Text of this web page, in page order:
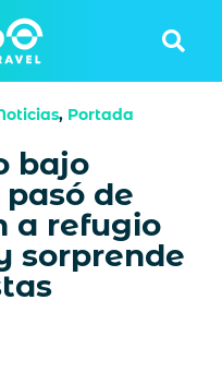
, Portada
bajo
de
a refugio
sorprende